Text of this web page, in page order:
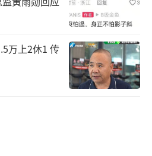
取他人钱款共计1097631
行为触犯了《中华人民
六十六条之规定，应当以
任；建议判处雪某有期徒
万上2休1 传